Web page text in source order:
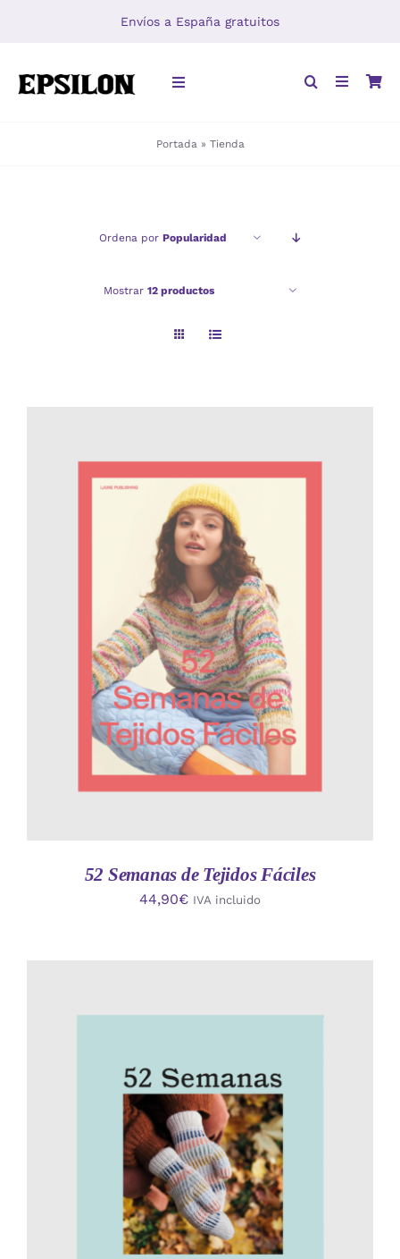
Envíos a España gratuitos
Toggle
Portada » Tienda
Ordena por Popularidad
Mostrar 12 productos
AÑADIR AL CARRITO
/
DETALLES
52 Semanas de Tejidos Fáciles
44,90€ IVA incluido
AÑADIR AL CARRITO
/